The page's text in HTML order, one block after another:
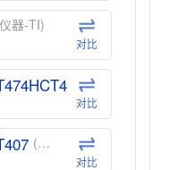
器-TI)
对比
(德州仪器-TI)
对比
(德州仪器-TI)
对比